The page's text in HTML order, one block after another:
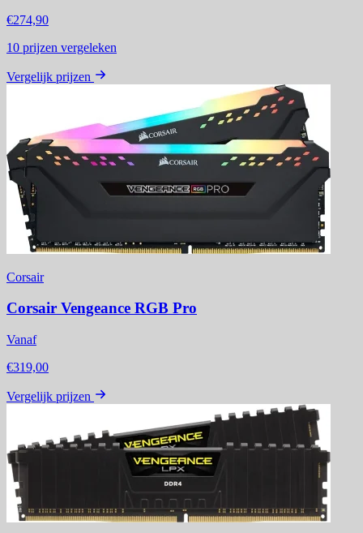
€274,90
10 prijzen vergeleken
Vergelijk prijzen
Corsair
Corsair Vengeance RGB Pro
Vanaf
€319,00
Vergelijk prijzen